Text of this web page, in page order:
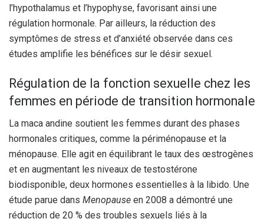
l’hypothalamus et l’hypophyse, favorisant ainsi une
régulation hormonale. Par ailleurs, la réduction des
symptômes de stress et d’anxiété observée dans ces
études amplifie les bénéfices sur le désir sexuel.
Régulation de la fonction sexuelle chez les
femmes en période de transition hormonale
La maca andine soutient les femmes durant des phases
hormonales critiques, comme la périménopause et la
ménopause. Elle agit en équilibrant le taux des œstrogènes
et en augmentant les niveaux de testostérone
biodisponible, deux hormones essentielles à la libido. Une
étude parue dans Menopause en 2008 a démontré une
réduction de 20 % des troubles sexuels liés à la